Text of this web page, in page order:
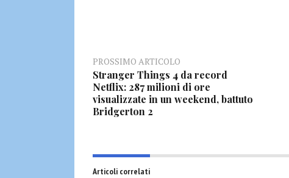
PROSSIMO ARTICOLO
Stranger Things 4 da record
Netflix: 287 milioni di ore
visualizzate in un weekend, battuto
Bridgerton 2
Articoli correlati